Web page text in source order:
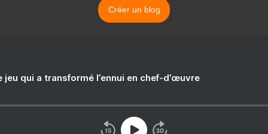
Créer un blog
jeu qui a transformé l’ennui en chef-d’œuvre